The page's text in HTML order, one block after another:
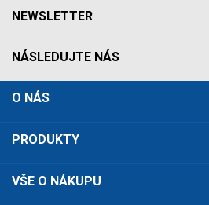
NEWSLETTER
NÁSLEDUJTE NÁS
O NÁS
PRODUKTY
VŠE O NÁKUPU